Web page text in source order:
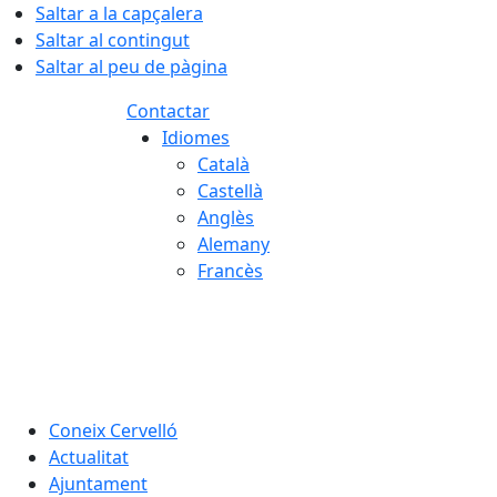
Saltar a la capçalera
Saltar al contingut
Saltar al peu de pàgina
Contactar
Idiomes
Català
Castellà
Anglès
Alemany
Francès
Coneix Cervelló
Actualitat
Ajuntament